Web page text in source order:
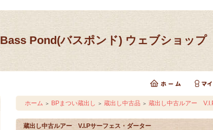
Bass Pond(バスポンド) ウェブショップ
ホーム ＞ BPまつい蔵出し ＞ 蔵出し中古品 ＞ 蔵出し中古ルアー
蔵出し中古ルアー V.I.Pサーフェス・ダーター